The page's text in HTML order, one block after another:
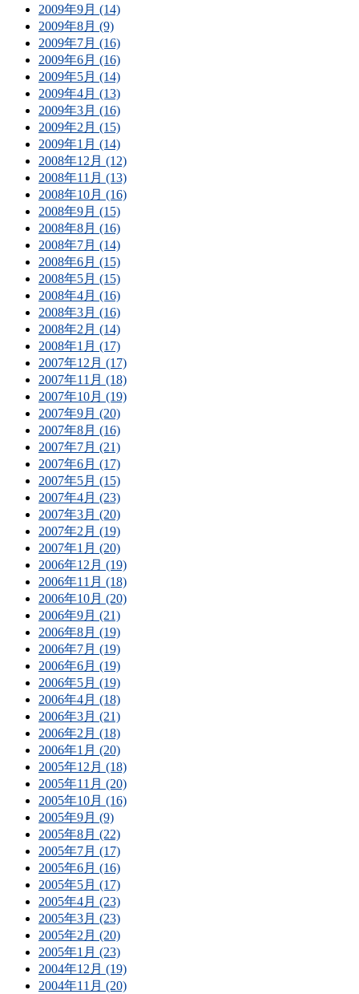
2009年9月 (14)
2009年8月 (9)
2009年7月 (16)
2009年6月 (16)
2009年5月 (14)
2009年4月 (13)
2009年3月 (16)
2009年2月 (15)
2009年1月 (14)
2008年12月 (12)
2008年11月 (13)
2008年10月 (16)
2008年9月 (15)
2008年8月 (16)
2008年7月 (14)
2008年6月 (15)
2008年5月 (15)
2008年4月 (16)
2008年3月 (16)
2008年2月 (14)
2008年1月 (17)
2007年12月 (17)
2007年11月 (18)
2007年10月 (19)
2007年9月 (20)
2007年8月 (16)
2007年7月 (21)
2007年6月 (17)
2007年5月 (15)
2007年4月 (23)
2007年3月 (20)
2007年2月 (19)
2007年1月 (20)
2006年12月 (19)
2006年11月 (18)
2006年10月 (20)
2006年9月 (21)
2006年8月 (19)
2006年7月 (19)
2006年6月 (19)
2006年5月 (19)
2006年4月 (18)
2006年3月 (21)
2006年2月 (18)
2006年1月 (20)
2005年12月 (18)
2005年11月 (20)
2005年10月 (16)
2005年9月 (9)
2005年8月 (22)
2005年7月 (17)
2005年6月 (16)
2005年5月 (17)
2005年4月 (23)
2005年3月 (23)
2005年2月 (20)
2005年1月 (23)
2004年12月 (19)
2004年11月 (20)